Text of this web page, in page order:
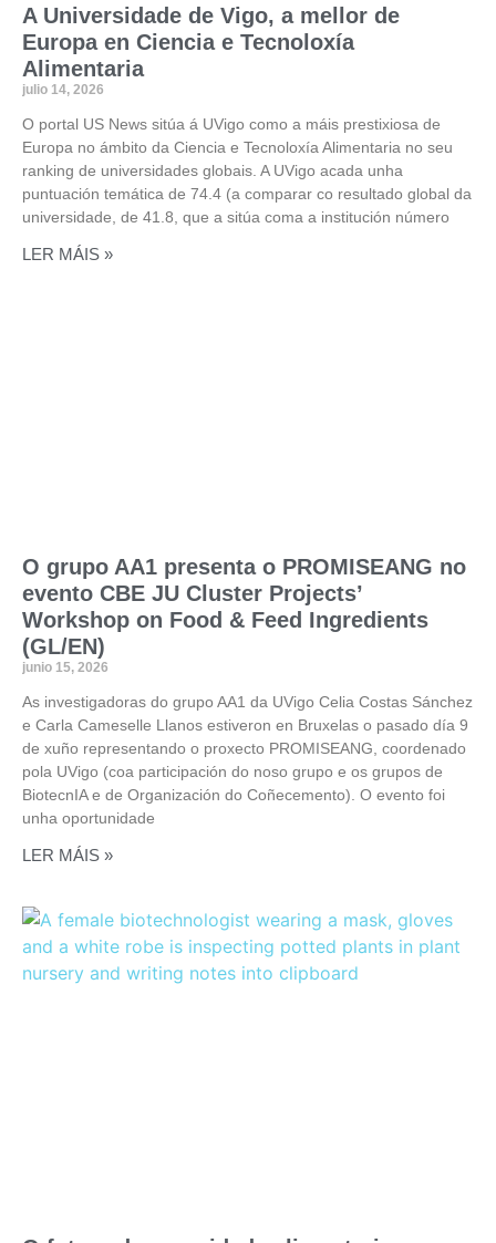
A Universidade de Vigo, a mellor de
Europa en Ciencia e Tecnoloxía
Alimentaria
julio 14, 2026
O portal US News sitúa á UVigo como a máis prestixiosa de
Europa no ámbito da Ciencia e Tecnoloxía Alimentaria no seu
ranking de universidades globais. A UVigo acada unha
puntuación temática de 74.4 (a comparar co resultado global da
universidade, de 41.8, que a sitúa coma a institución número
LER MÁIS »
O grupo AA1 presenta o PROMISEANG no
evento CBE JU Cluster Projects’
Workshop on Food & Feed Ingredients
(GL/EN)
junio 15, 2026
As investigadoras do grupo AA1 da UVigo Celia Costas Sánchez
e Carla Cameselle Llanos estiveron en Bruxelas o pasado día 9
de xuño representando o proxecto PROMISEANG, coordenado
pola UVigo (coa participación do noso grupo e os grupos de
BiotecnIA e de Organización do Coñecemento). O evento foi
unha oportunidade
LER MÁIS »